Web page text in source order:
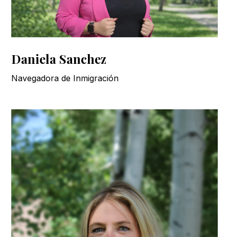
Daniela Sanchez
Navegadora de Inmigración